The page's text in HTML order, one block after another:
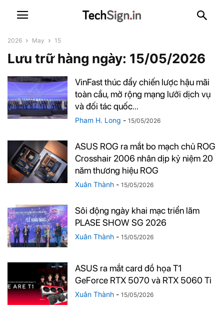
2026 May 15
Lưu trữ hàng ngày: 15/05/2026
VinFast thúc đẩy chiến lược hậu mãi
toàn cầu, mở rộng mạng lưới dịch vụ
và đối tác quốc...
Pham H. Long - 15/05/2026
ASUS ROG ra mắt bo mạch chủ ROG
Crosshair 2006 nhân dịp kỷ niệm 20
năm thương hiệu ROG
Xuân Thành - 15/05/2026
Sôi động ngày khai mạc triển lãm
PLASE SHOW SG 2026
Xuân Thành - 15/05/2026
ASUS ra mắt card đồ họa T1
GeForce RTX 5070 và RTX 5060 Ti
Xuân Thành - 15/05/2026